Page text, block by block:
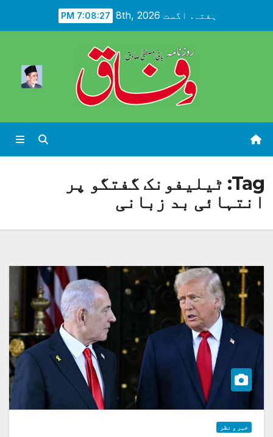
ہفتہ. اگست 8th, 2026 7:08:28 PM
Tag: ٹیلیفونک گفتگو پر
انتہائی بد زبانی
خبر و نظر